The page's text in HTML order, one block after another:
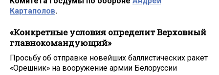
Картаполов.
«Конкретные условия определит Верховный
главнокомандующий»
Просьбу об отправке новейших баллистических ракет
«Орешник» на вооружение армии Белоруссии